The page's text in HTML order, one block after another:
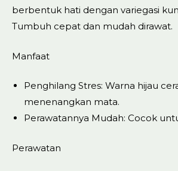
berbentuk hati dengan variegasi
Tumbuh cepat dan mudah dirawat.
Manfaat
Penghilang Stres: Warna hijau
menenangkan mata.
Perawatannya Mudah: Cocok
Perawatan